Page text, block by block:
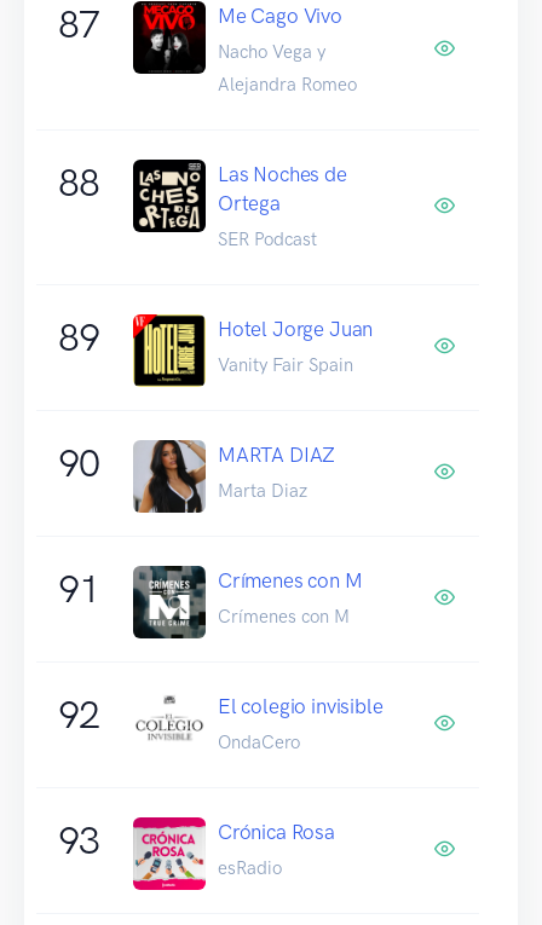
87 Me Cago Vivo
Nacho Vega y
Alejandra Romeo
88
Las Noches de
Ortega
SER Podcast
89 Hotel Jorge Juan
Vanity Fair Spain
90 MARTA DIAZ
Marta Diaz
91 Crímenes con M
Crímenes con M
92 El colegio invisible
OndaCero
93 Crónica Rosa
esRadio